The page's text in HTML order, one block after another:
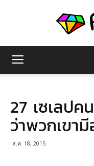
27 เซเลป
ว่าพวกเขา
ส.ค. 18, 2015